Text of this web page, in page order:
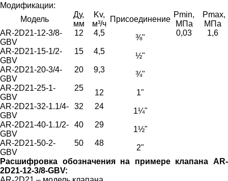
Модификации:
Модель
Ду,
мм
Kv,
м³/ч
Присоединение
Pmin,
МПа
Pmax,
МПа
AR-2D21-12-3/8-
GBV
12 4,5
⅜"
0,03 1,6
AR-2D21-15-1/2-
GBV
15 4,5
½"
AR-2D21-20-3/4-
GBV
20 9,3
¾"
AR-2D21-25-1-
GBV
25
12
1"
AR-2D21-32-1.1/4-
GBV
32 24
1¼"
AR-2D21-40-1.1/2-
GBV
40 29
1½"
AR-2D21-50-2-
GBV
50 48
2"
Расшифровка обозначения на примере клапана AR-
2D21-12-3/8-GBV: